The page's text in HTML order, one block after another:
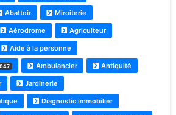
Abattoir Miroiterie
Aérodrome Agriculteur
Aide à la personne
Ambulancier Antiquité
Jardinerie
Diagnostic immobilier